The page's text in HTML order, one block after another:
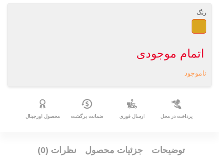
رنگ
طلائی
اتمام موجودی
ناموجود
پرداخت در محل ارسال فوری ضمانت برگشت محصول اورجینال
توضیحات جزئیات محصول نظرات (0)